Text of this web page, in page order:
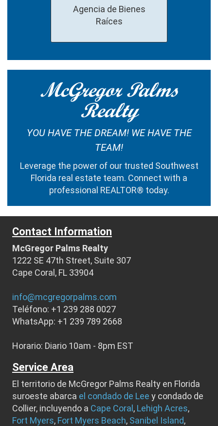
Agencia de Bienes
Raíces
McGregor Palms
Realty
YOU HAVE THE DREAM! WE HAVE THE
TEAM!
Leverage the power of our trusted Southwest
Florida real estate team. Connect with a
professional REALTOR® today.
Contact Information
McGregor Palms Realty
1222 SE 47th Street, Suite 307
Cape Coral, FL 33904
info@mcgregorpalms.com
Teléfono: +1 239 288 0027
WhatsApp: +1 239 789 2668
Horario: Diario 10am - 8pm EST
Service Area
El territorio de McGregor Palms Realty en Florida
suroeste abarca el condado de Lee y condado de
Collier, incluyendo a Cape Coral , Lehigh Acres,
Fort Myers, Fort Myers Beach, Sanibel Island,